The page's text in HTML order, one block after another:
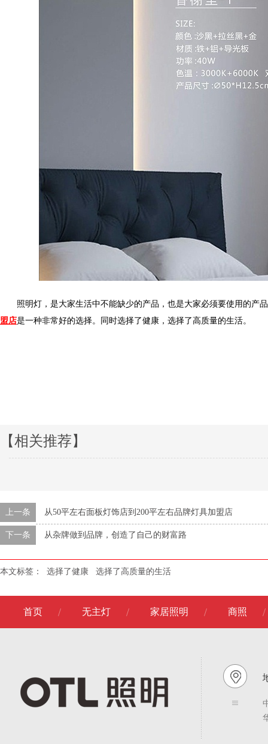
照明灯，是大家生活中不能缺少的产品，也是大家必须要使用的产品
盟店是一种非常好的选择。同时选择了健康，选择了高质量的生活。
【相关推荐】
上一条 从50平左右面板灯饰店到200平左右品牌灯具加盟店
下一条 从杂牌做到品牌，创造了自己的财富路
本文标签： 选择了健康 选择了高质量的生活
首页 无主灯 家居照明 商照